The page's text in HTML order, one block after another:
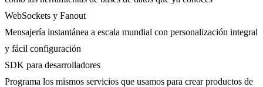
WebSockets y Fanout
Mensajería instantánea a escala mundial con personalización integral
y fácil configuración
SDK para desarrolladores
Programa los mismos servicios que usamos para crear productos de